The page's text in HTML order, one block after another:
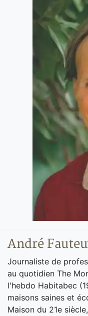
André
Journaliste de
au quotidien The
l'hebdo Habitabec
maisons saines et
Maison du 21e